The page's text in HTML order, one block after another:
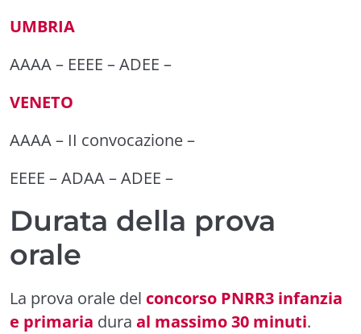
UMBRIA
AAAA– EEEE –ADEE –
VENETO
AAAA – II convocazione–
EEEE –ADAA–ADEE –
Durata della prova
orale
La prova orale del concorso PNRR3 infanzia
e primaria dura al massimo 30 minuti.